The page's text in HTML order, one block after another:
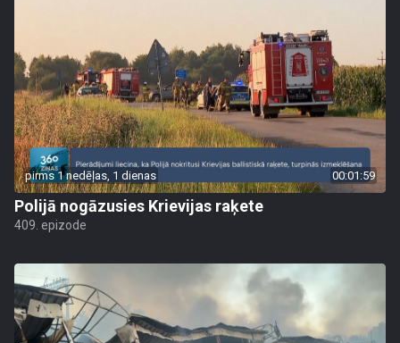
pirms 1 nedēļas, 1 dienas 00:01:59
Polijā nogāzusies Krievijas raķete
409. epizode